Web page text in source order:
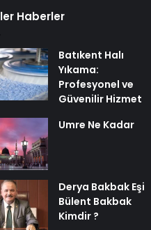
Haberler
Batıkent Halı
Yıkama:
Profesyonel ve
Güvenilir Hizmet
Umre Ne Kadar
Derya Bakbak Eşi
Bülent Bakbak
Kimdir ?